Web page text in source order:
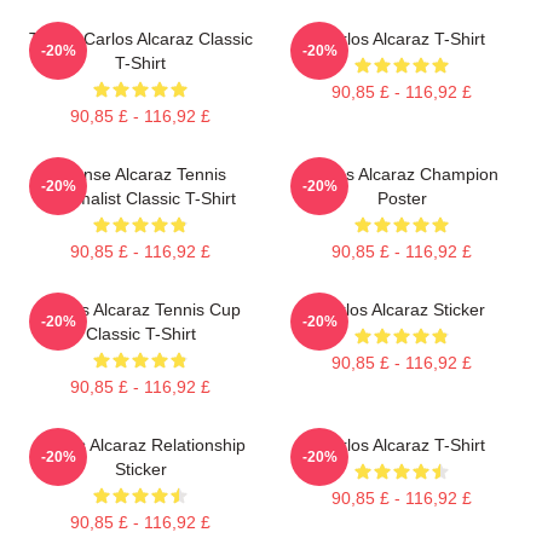
Tennis Carlos Alcaraz Classic
T-Shirt
90,85 £ - 116,92 £
-20%
Carlos Alcaraz T-Shirt
90,85 £ - 116,92 £
-20%
Intense Alcaraz Tennis
Minimalist Classic T-Shirt
90,85 £ - 116,92 £
-20%
Carlos Alcaraz Champion
Poster
90,85 £ - 116,92 £
-20%
Carlos Alcaraz Tennis Cup
Classic T-Shirt
90,85 £ - 116,92 £
-20%
Carlos Alcaraz Sticker
90,85 £ - 116,92 £
-20%
Carlos Alcaraz Relationship
Sticker
90,85 £ - 116,92 £
-20%
Carlos Alcaraz T-Shirt
90,85 £ - 116,92 £
-20%